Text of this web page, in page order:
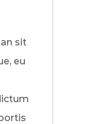
sit
eu